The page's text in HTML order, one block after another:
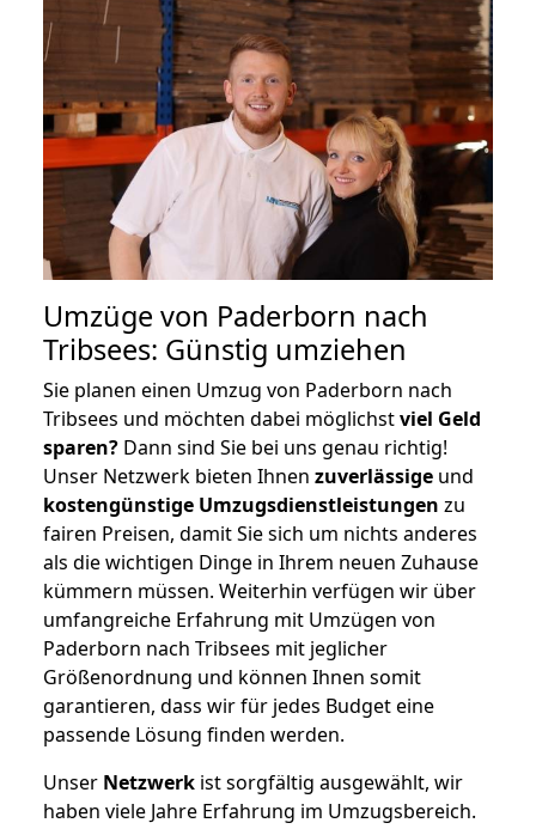
Umzüge von Paderborn nach
Tribsees: Günstig umziehen
Sie planen einen Umzug von Paderborn nach
Tribsees und möchten dabei möglichstviel Geld
sparen? Dann sind Sie bei uns genau richtig!
Unser Netzwerk bieten Ihnen zuverlässige und
kostengünstige Umzugsdienstleistungen zu
fairen Preisen, damit Sie sich um nichts anderes
als die wichtigen Dinge in Ihrem neuen Zuhause
kümmern müssen. Weiterhin verfügen wir über
umfangreiche Erfahrung mit Umzügen von
Paderborn nach Tribsees mit jeglicher
Größenordnung und können Ihnen somit
garantieren, dass wir für jedes Budget eine
passende Lösung finden werden.
Unser Netzwerk ist sorgfältig ausgewählt, wir
haben viele Jahre Erfahrung im Umzugsbereich.